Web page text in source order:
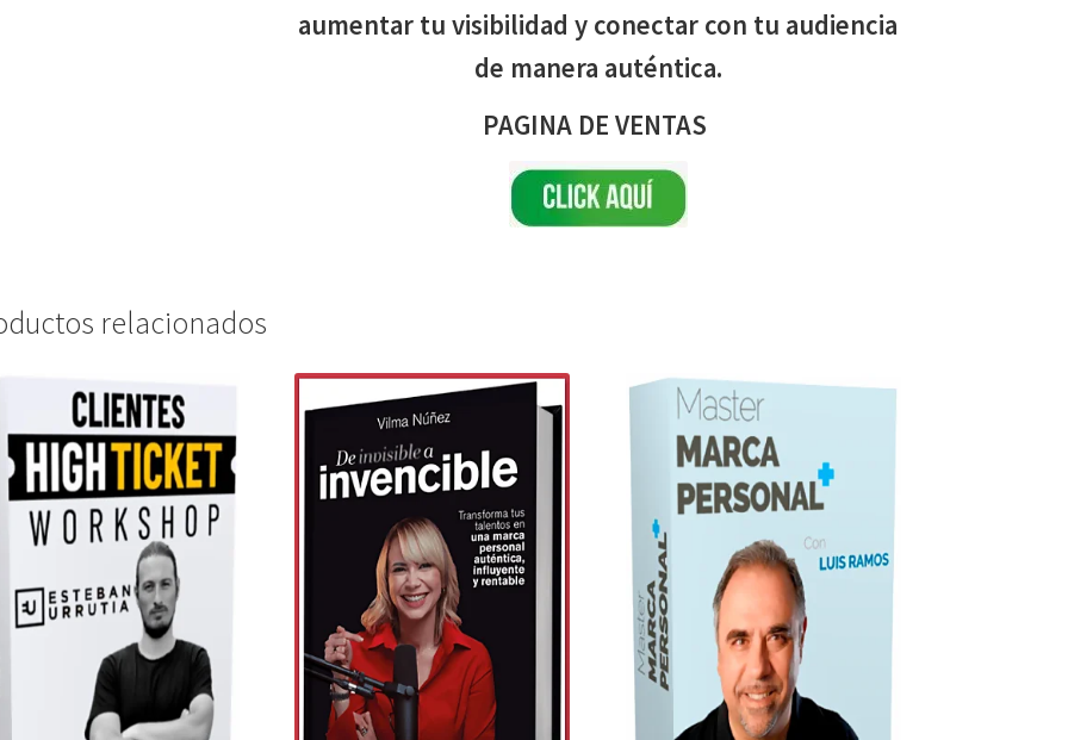
aumentar tu visibilidad y conectar con tu audiencia
de manera auténtica.
PAGINA DE VENTAS
relacionados